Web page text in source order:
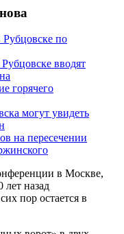
Рубцовске по
вводят
горячего
могут увидеть
на пересечении
в Москве,
лет назад
пор остается в